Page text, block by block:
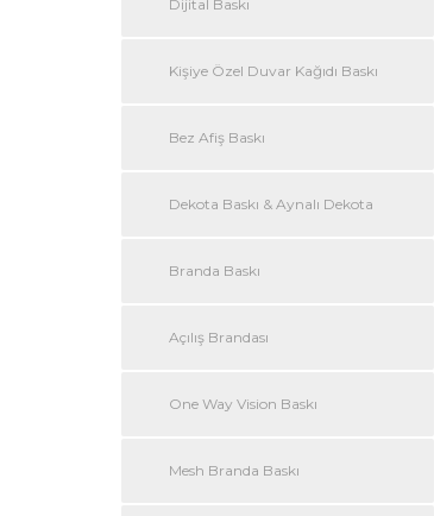
Dijital Baskı
Kişiye Özel Duvar Kağıdı Baskı
Bez Afiş Baskı
Dekota Baskı & Aynalı Dekota
Branda Baskı
Açılış Brandası
One Way Vision Baskı
Mesh Branda Baskı